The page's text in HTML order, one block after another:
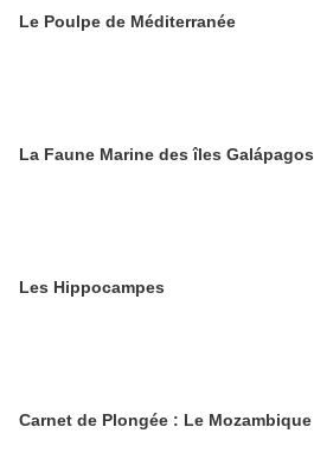
Le Poulpe de Méditerranée
La Faune Marine des îles Galápagos
Les Hippocampes
Carnet de Plongée : Le Mozambique